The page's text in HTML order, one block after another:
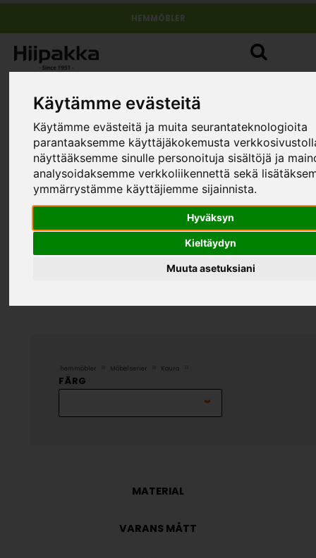
Käytämme evästeitä
Käytämme evästeitä ja muita seurantateknologioita
parantaaksemme käyttäjäkokemusta
näyttääksemme sinulle personoituja sisältöjä ja
analysoidaksemme verkkoliikennettä sekä
ymmärrystämme käyttäjiemme sijainnista.
Hyväksyn
Kieltäydyn
Muuta asetuksiani
HEMMÖBLER
hemmöbler Möbelserier Kaura
FÄRG
MATERIAL
VARANS MÅTT